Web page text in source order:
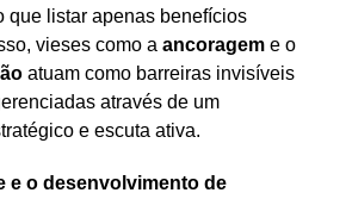
que listar apenas benefícios
vieses como a ancorageme o
atuam como barreiras invisíveis
através de um
e escuta ativa.
e o desenvolvimento de